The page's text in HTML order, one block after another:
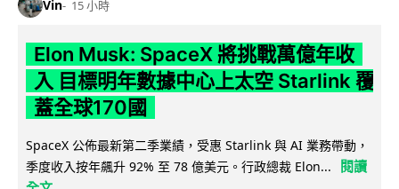
Vin 15 小時
Elon Musk: SpaceX 將挑戰萬億年收
入 目標明年數據中心上太空 Starlink 覆
蓋全球170國
SpaceX 公佈最新第二季業績，受惠 Starlink 與 AI 業務帶動，
季度收入按年飆升 92% 至 78 億美元。行政總裁 Elon...
閱讀